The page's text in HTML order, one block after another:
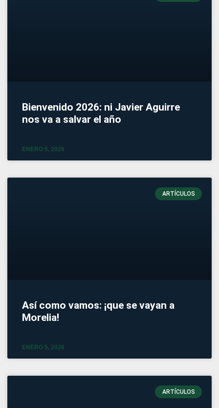
Bienvenido 2026: ni Javier Aguirre
nos va a salvar el año
ENERO 5, 2026
ARTÍCULOS
Así como vamos: ¡que se vayan a
Morelia!
ENERO 5, 2026
ARTÍCULOS